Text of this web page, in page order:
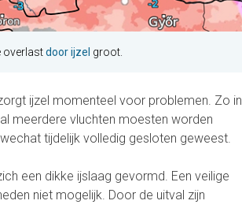
overlastdoor ijzel groot.
ijzel momenteel voor problemen. Zo in
meerdere vluchten moesten worden
tijdelijk volledig gesloten geweest.
een dikke ijslaag gevormd. Een veilige
niet mogelijk. Door de uitval zijn